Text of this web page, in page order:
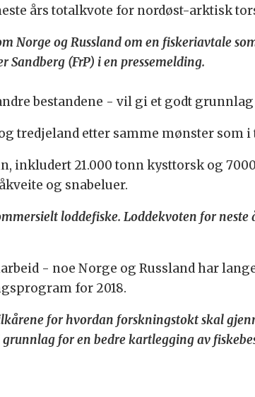
års totalkvote for nordøst-arktisk
Norge og Russland om en fiskeriavtale
Sandberg (FrP) i en pressemelding.
bestandene - vil gi et godt
tredjeland etter samme mønster som i
inkludert 21.000 tonn kysttorsk og
og snabeluer.
loddefiske. Loddekvoten for
- noe Norge og Russland har
for 2018.
for hvordan forskningstokt skal
for en bedre kartlegging av